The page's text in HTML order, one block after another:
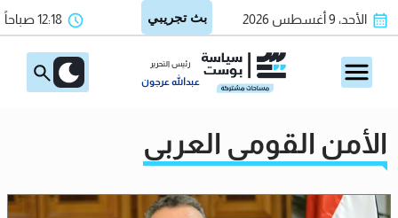
الأحد، 9 أغسطس 2026 12:18 صباحاً
رئيس التحرير
عبدالله عرجون
الأمن القومي العربي